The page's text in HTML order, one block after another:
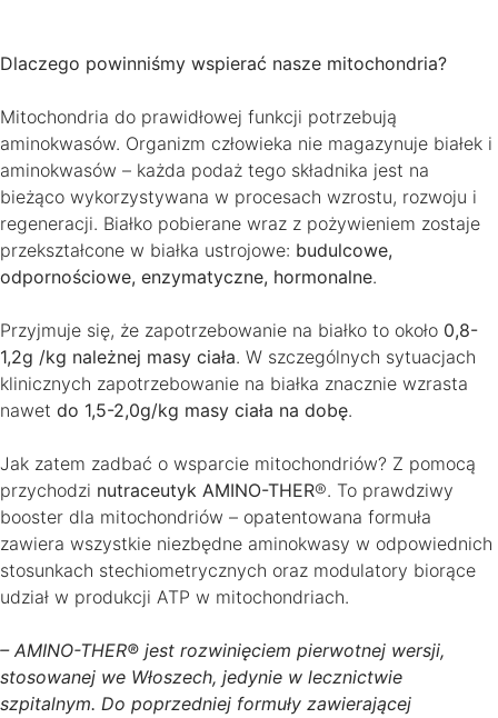
Dlaczego powinniśmy wspierać nasze mitochondria?
Mitochondria do prawidłowej funkcji potrzebują
aminokwasów. Organizm człowieka nie magazynuje białek i
aminokwasów – każda podaż tego składnika jest na
bieżąco wykorzystywana w procesach wzrostu, rozwoju i
regeneracji. Białko pobierane wraz z pożywieniem zostaje
przekształcone w białka ustrojowe: budulcowe,
odpornościowe, enzymatyczne, hormonalne.
Przyjmuje się, że zapotrzebowanie na białko to około 0,8-
1,2g /kg należnej masy ciała. W szczególnych sytuacjach
klinicznych zapotrzebowanie na białka znacznie wzrasta
nawet do 1,5-2,0g/kg masy ciała na dobę.
Jak zatem zadbać o wsparcie mitochondriów? Z pomocą
przychodzi nutraceutyk AMINO-THER®. To prawdziwy
booster dla mitochondriów – opatentowana formuła
zawiera wszystkie niezbędne aminokwasy w odpowiednich
stosunkach stechiometrycznych oraz modulatory biorące
udział w produkcji ATP w mitochondriach.
– AMINO-THER® jest rozwinięciem pierwotnej wersji,
stosowanej we Włoszech, jedynie w lecznictwie
szpitalnym. Do poprzedniej formuły zawierającej